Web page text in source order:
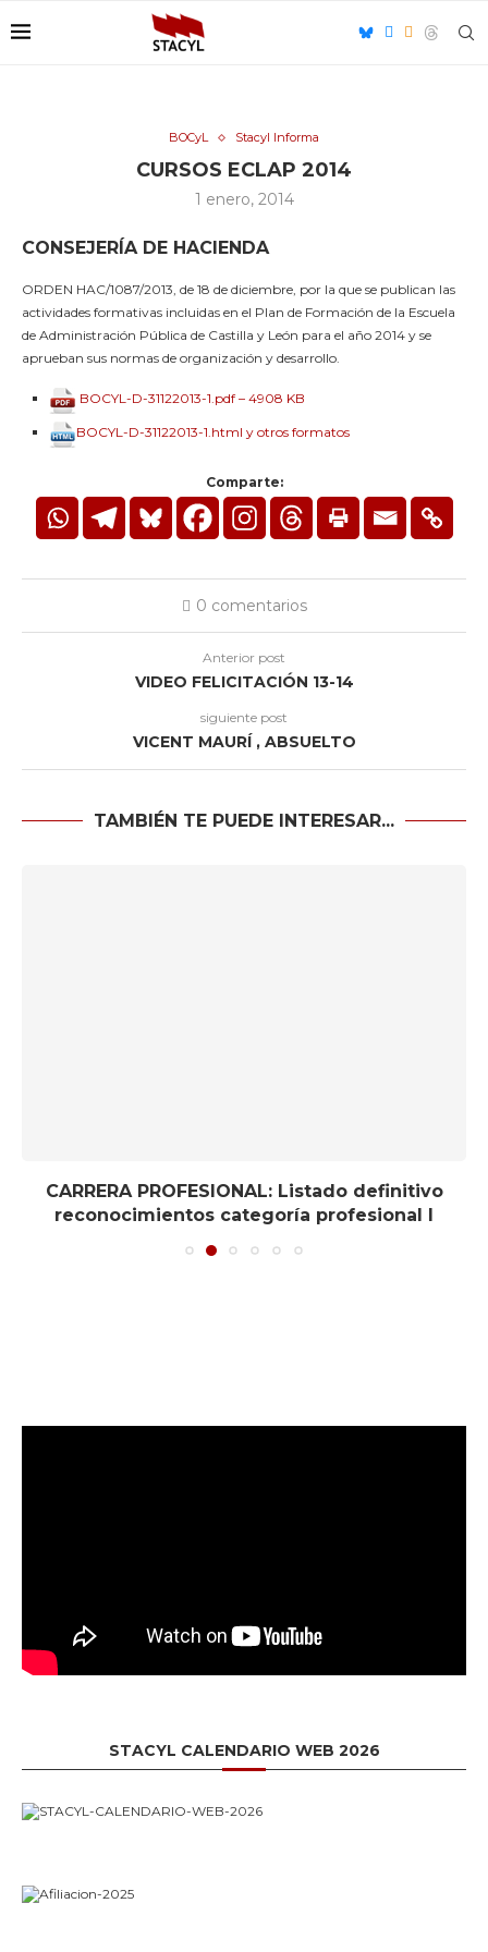
BOCyL Stacyl Informa
CURSOS ECLAP 2014
1 enero, 2014
CONSEJERÍA DE HACIENDA
ORDEN HAC/1087/2013, de 18 de diciembre, por la que se publican las
actividades formativas incluidas en el Plan de Formación de la Escuela
de Administración Pública de Castilla y León para el año 2014 y se
aprueban sus normas de organización y desarrollo.
BOCYL-D-31122013-1.pdf – 4908 KB
BOCYL-D-31122013-1.html y otros formatos
Comparte:
0 comentarios
Anterior post
VIDEO FELICITACIÓN 13-14
siguiente post
VICENT MAURÍ , ABSUELTO
TAMBIÉN TE PUEDE INTERESAR...
CARRERA PROFESIONAL: Listado definitivo
reconocimientos categoría profesional I
STACYL CALENDARIO WEB 2026